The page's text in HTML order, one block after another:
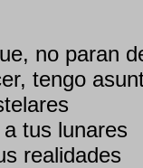
no paran
tengo
tus lunares
realidades